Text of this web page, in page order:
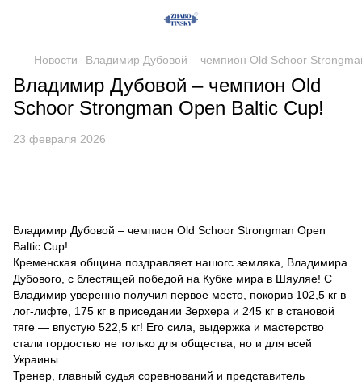
Новости Владимир Дубовой – чемпион Old Schoor
Владимир Дубовой – чемпион Old
Schoor Strongman Open Baltic Cup!
23 февраля 2026
Владимир Дубовой – чемпион Old Schoor Strongman Open
Baltic Cup!
Кременская община поздравляет нашогс земляка, Владимира
Дубового, с блестящей победой на Кубке мира в Шяуляе! С
Владимир уверенно получил первое место, покорив 102,5 кг в
лог-лифте, 175 кг в приседании Зерхера и 245 кг в становой
тяге — впустую 522,5 кг! Его сила, выдержка и мастерство
стали гордостью не только для общества, но и для всей
Украины.
Тренер, главный судья соревнований и представитель